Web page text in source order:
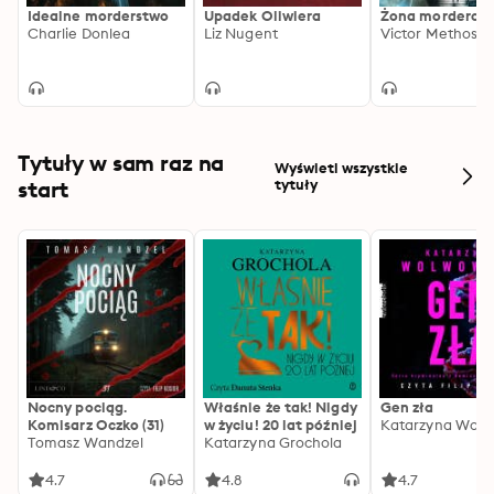
Idealne morderstwo
Charlie Donlea
Upadek Oliwiera
Liz Nugent
Żona mordercy
Victor Methos
Tytuły w sam raz na
start
Wyświetl wszystkie
tytuły
Nocny pociąg.
Komisarz Oczko (31)
Tomasz Wandzel
4.7
Właśnie że tak! Nigdy
w życiu! 20 lat później
Katarzyna Grochola
4.8
Gen zła
Katarzyna
4.7